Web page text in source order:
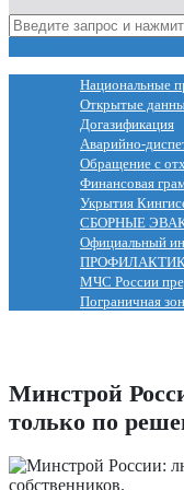
Национальные
Открытые
Догазификация
Аварийно-
Обращение с
Финансовая
Укрытия
СБОРНЫЕ
Официальный
МЧС России
Пограничная
Минстрой
только по